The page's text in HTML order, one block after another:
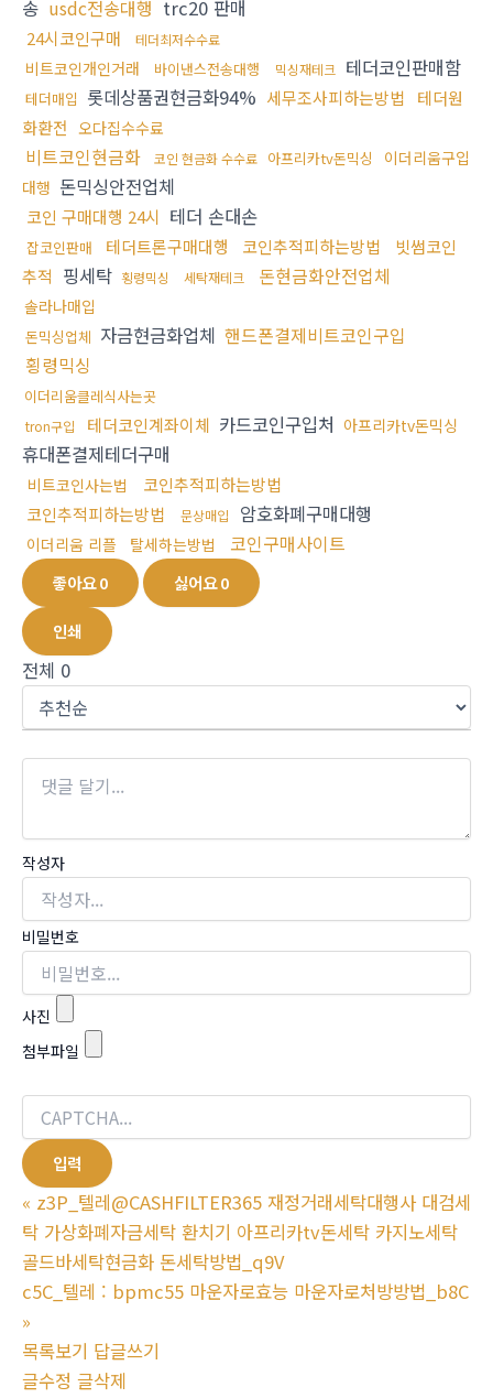
송 usdc전송대행 trc20 판매
24시코인구매 테더최저수수료
비트코인개인거래 바이낸스전송대행 믹싱재테크 테더코인판매함
테더매입 롯데상품권현금화94% 세무조사피하는방법
테더원
화환전 오다집수수료
비트코인현금화 코인 현금화 수수료 아프리카tv돈믹싱
이더리움구입
대행 돈믹싱안전업체
코인 구매대행 24시 테더 손대손
잡코인판매 테더트론구매대행 코인추적피하는방법
빗썸코인
추적 핑세탁 횡령믹싱 세탁재테크 돈현금화안전업체
솔라나매입
돈믹싱업체 자금현금화업체 핸드폰결제비트코인구입
횡령믹싱
이더리움클레식사는곳
tron구입 테더코인계좌이체 카드코인구입처 아프리카tv돈믹싱
휴대폰결제테더구매
비트코인사는법
코인추적피하는방법
코인추적피하는방법
문상매입 암호화폐구매대행
이더리움 리플 탈세하는방법 코인구매사이트
좋아요0 싫어요0
인쇄
전체 0
작성자
비밀번호
사진
첨부파일
« z3P_텔레@CASHFILTER365 재정거래세탁대행사 대검세
탁 가상화폐자금세탁 환치기 아프리카tv돈세탁 카지노세탁
골드바세탁현금화 돈세탁방법_q9V
c5C_텔레 : bpmc55 마운자로효능 마운자로처방방법_b8C
»
목록보기 답글쓰기
글수정 글삭제